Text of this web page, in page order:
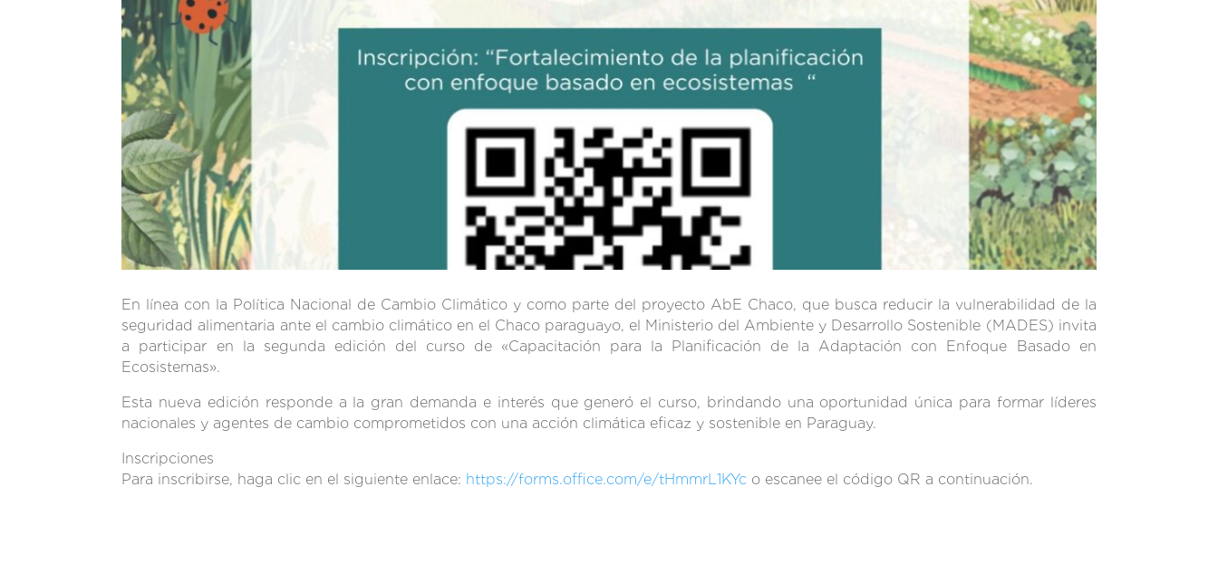
En línea con la Política Nacional de Cambio Climático y como parte del proyecto AbE Chaco, que busca reducir la vulnerabilidad de la
seguridad alimentaria ante el cambio climático en el Chaco paraguayo, el Ministerio del Ambiente y Desarrollo Sostenible (MADES) invita
a participar en la segunda edición del curso de «Capacitación para la Planificación de la Adaptación con Enfoque Basado en
Ecosistemas».
Esta nueva edición responde a la gran demanda e interés que generó el curso, brindando una oportunidad única para formar líderes
nacionales y agentes de cambio comprometidos con una acción climática eficaz y sostenible en Paraguay.
Inscripciones
Para inscribirse, haga clic en el siguiente enlace: https://forms.office.com/e/tHmmrL1KYc o escanee el código QR a continuación.